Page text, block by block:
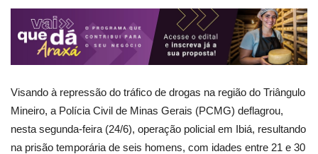
Visando à repressão do tráfico de drogas na região do Triângulo
Mineiro, a Polícia Civil de Minas Gerais (PCMG) deflagrou,
nesta segunda-feira (24/6), operação policial em Ibiá, resultando
na prisão temporária de seis homens, com idades entre 21 e 30